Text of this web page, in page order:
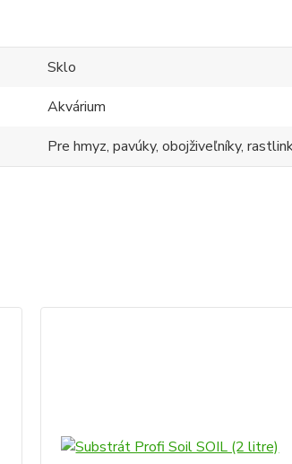
Sklo
Akvárium
Pre hmyz, pavúky, obojživeľníky,